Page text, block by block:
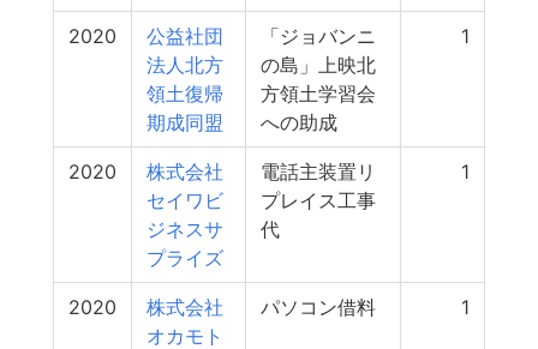
2020
公益社団
法人北方
領土復帰
期成同盟
「ジョバンニ
の島」上映北
方領土学習会
への助成
1
2020
株式会社
セイワビ
ジネスサ
プライズ
電話主装置リ
プレイス工事
代
1
2020
株式会社
オカモト
パソコン借料 1